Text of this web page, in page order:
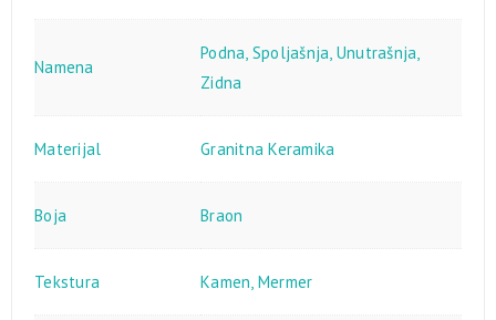
Namena
Podna Spoljašnja Unutrašnja
Zidna
Materijal Granitna Keramika
Boja Braon
Tekstura Kamen Mermer